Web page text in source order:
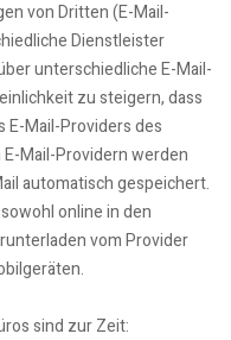
von Dritten (E-Mail-
Dienstleister
unterschiedliche E-Mail-
zu steigern, dass
E-Mail-Providers des
Mail-Providern werden
automatisch gespeichert.
online in den
vom Provider
sind zur Zeit: